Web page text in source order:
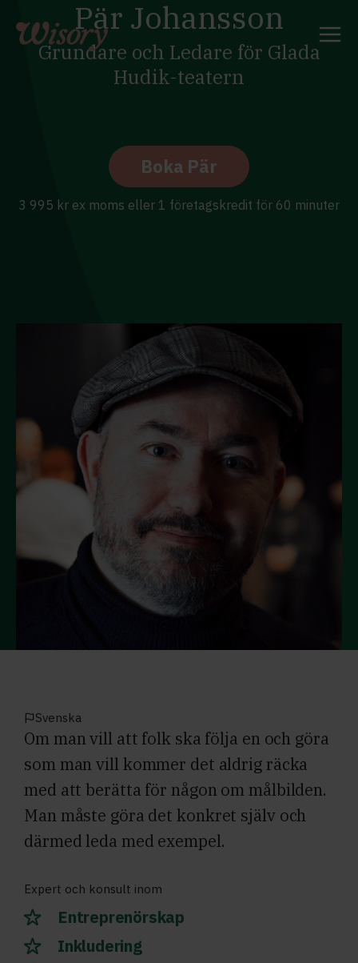
content
Pär Johansson
Grundare och Ledare för Glada
Hudik-teatern
Boka Pär
3 995 kr ex moms eller 1 företagskredit för 60 minuter
Svenska
Om man vill att folk ska följa en och göra
som man vill kommer det aldrig räcka
med att berätta för någon om målbilden.
Man måste göra det konkret själv och
därmed leda med exempel.
Expert och konsult inom
Entreprenörskap
Inkludering